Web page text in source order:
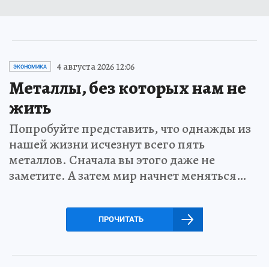
ЭКОНОМИКА 4 августа 2026 12:06
Металлы, без которых нам не
жить
Попробуйте представить, что однажды из
нашей жизни исчезнут всего пять
металлов. Сначала вы этого даже не
заметите. А затем мир начнет меняться…
ПРОЧИТАТЬ